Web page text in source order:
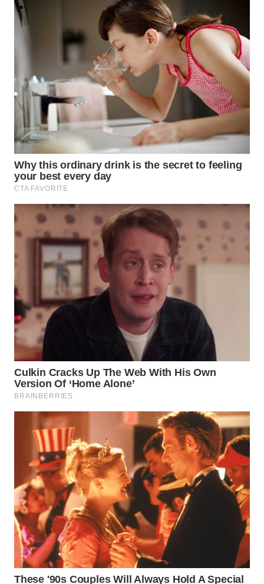
SEMARANG
WN
BOROBUDUR
WN
MADURA
WN
SURABAYA
WN
NATUNA
BINTAN
WN
MANDALIKA
WN
LIKUPANG
WN
LABUANBAJO
WN
BORNEO
Wahana
Media
Group
WAHANA
NEWS
WAHANA
TANI